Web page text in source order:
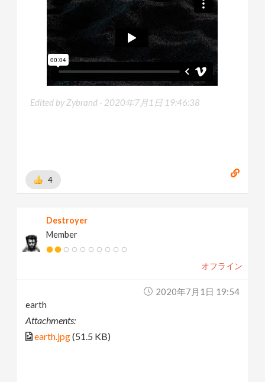
Edited by Zybrand - 2020年7月1日 19:46:38
4
Destroyer
Member
オフライン
2020年7月1日 19:54
earth
Attachments:
earth.jpg(51.5 KB)